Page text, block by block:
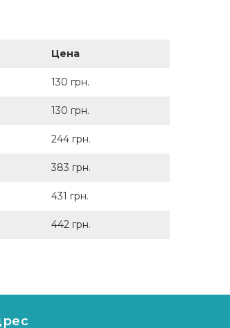
Цена
130 грн.
130 грн.
244 грн.
383 грн.
431 грн.
442 грн.